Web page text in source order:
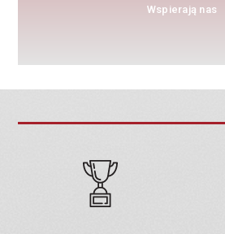
Wspierają nas